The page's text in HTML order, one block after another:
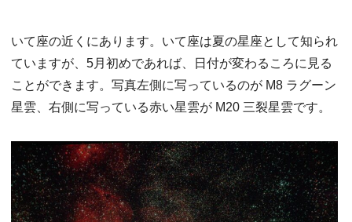
いて座の近くにあります。いて座は夏の星座として知られ
ていますが、5月初めであれば、日付が変わるころに見る
ことができます。写真左側に写っているのが M8 ラグーン
星雲、右側に写っている赤い星雲が M20 三裂星雲です。